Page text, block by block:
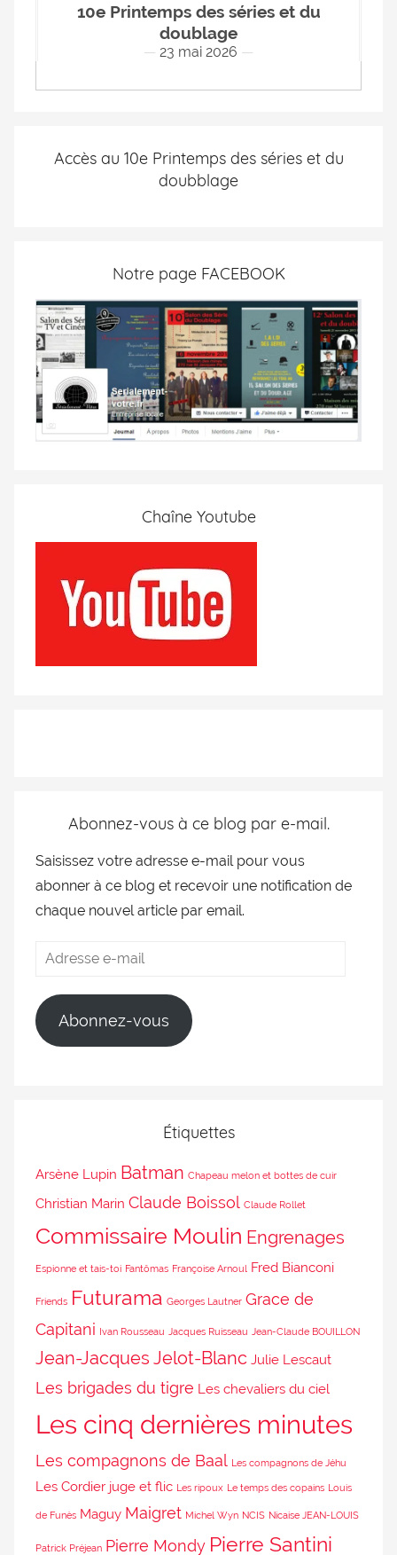
10e Printemps des séries et du
doublage
23 mai 2026
Accès au 10e Printemps des séries et du
doubblage
Notre page FACEBOOK
Chaîne Youtube
Abonnez-vous à ce blog par e-mail.
Saisissez votre adresse e-mail pour vous
abonner à ce blog et recevoir une notification de
chaque nouvel article par email.
Abonnez-vous
Étiquettes
Arsène Lupin Batman Chapeau melon et bottes de cuir
Christian Marin Claude Boissol Claude Rollet
Commissaire Moulin Engrenages
Espionne et tais-toi Fantômas Françoise Arnoul Fred Bianconi
Friends Futurama Georges Lautner Grace de
Capitani Ivan Rousseau Jacques Ruisseau Jean-Claude BOUILLON
Jean-Jacques Jelot-Blanc Julie Lescaut
Les brigades du tigre Les chevaliers du ciel
Les cinq dernières minutes
Les compagnons de Baal Les compagnons de Jéhu
Les Cordier juge et flic Les ripoux Le temps des copains Louis
de Funès Maguy Maigret Michel Wyn NCIS Nicaise JEAN-LOUIS
Patrick Préjean Pierre Mondy Pierre Santini